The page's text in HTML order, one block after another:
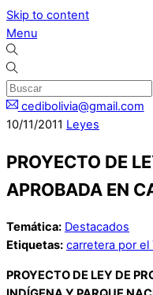
Skip to content
Menu
cedibolivia@gmail.com
10/11/2011 Leyes
PROYECTO DE
APROBADA EN
Temática: Destacados
Etiquetas: carretera por el
PROYECTO DE LEY DE